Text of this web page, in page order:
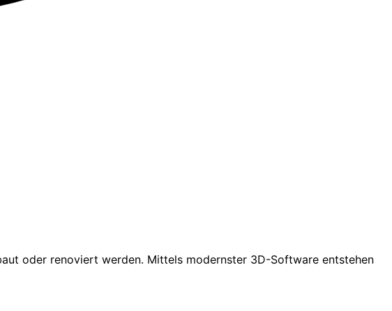
oder renoviert werden. Mittels modernster 3D-Software entstehen